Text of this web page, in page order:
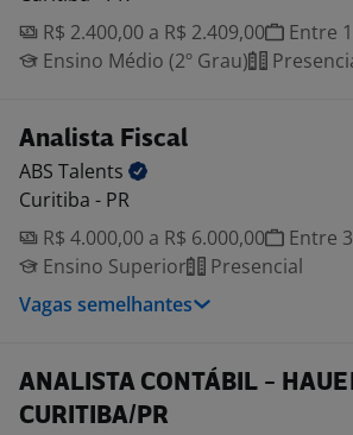
R$ 2.400,00 a R$ 2.409,00
Entre
Ensino Médio (2º Grau)
Analista Fiscal
ABS Talents
Curitiba - PR
R$ 4.000,00 a R$ 6.000,00
Entre
Ensino Superior
Presencial
Vagas semelhantes
ANALISTA CONTÁBIL -
CURITIBA/PR